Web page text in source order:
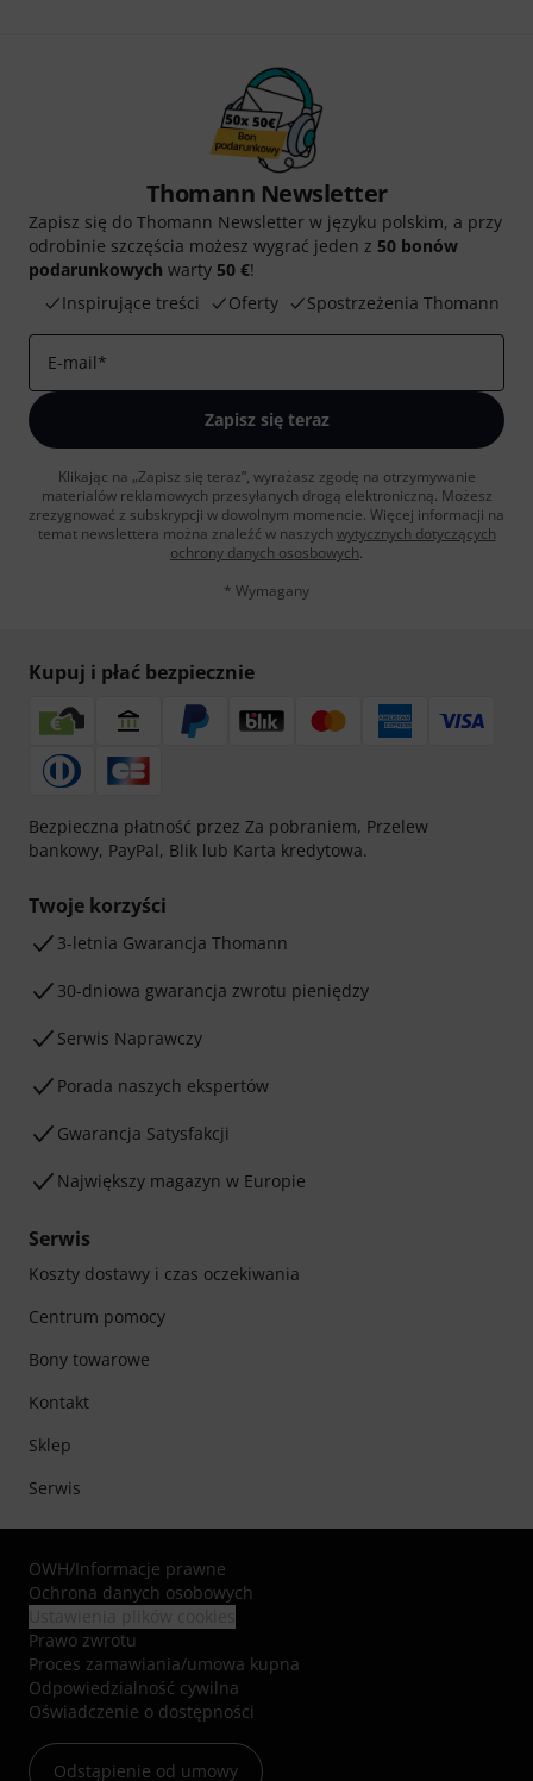
Thomann Newsletter
Zapisz się do Thomann Newsletter w języku polskim, a przy
odrobinie szczęścia możesz wygrać jeden z 50 bonów
podarunkowych warty 50 €!
Inspirujące treści
Oferty Spostrzeżenia Thomann
E-mail*
Zapisz się teraz
Klikając na „Zapisz się teraz”, wyrażasz zgodę na otrzymywanie
materialów reklamowych przesyłanych drogą elektroniczną. Możesz
zrezygnować z subskrypcji w dowolnym momencie. Więcej informacji na
temat newslettera można znaleźć w naszych wytycznych dotyczących
ochrony danych ososbowych.
* Wymagany
Kupuj i płać bezpiecznie
Bezpieczna płatność przez Za pobraniem, Przelew
bankowy, PayPal, Blik lub Karta kredytowa.
Twoje korzyści
3-letnia Gwarancja Thomann
30-dniowa gwarancja zwrotu pieniędzy
Serwis Naprawczy
Porada naszych ekspertów
Gwarancja Satysfakcji
Największy magazyn w Europie
Serwis
Koszty dostawy i czas oczekiwania
Centrum pomocy
Bony towarowe
Kontakt
Sklep
Serwis
OWH/Informacje prawne
Ochrona danych osobowych
Prawo zwrotu
Proces zamawiania/umowa kupna
Odpowiedzialność cywilna
Oświadczenie o dostępności
Odstąpienie od umowy